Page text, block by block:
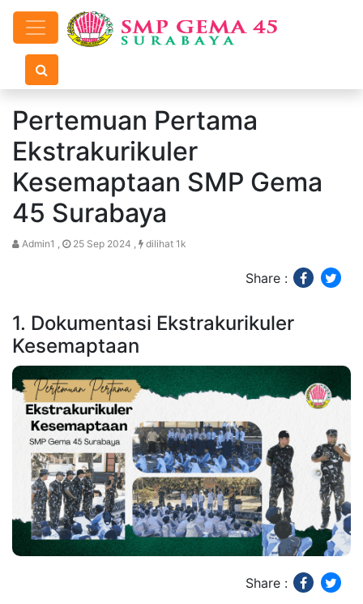
Pertemuan Pertama
Ekstrakurikuler
Kesemaptaan SMP Gema
45 Surabaya
Admin1 , 25 Sep 2024 , dilihat 1k
Share :
1. Dokumentasi Ekstrakurikuler
Kesemaptaan
Share :